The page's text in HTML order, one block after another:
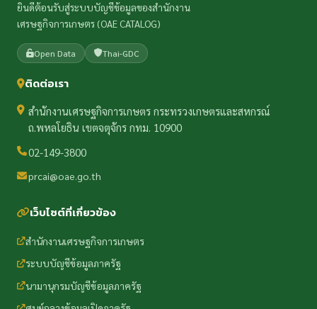
ยินดีต้อนรับสู่ระบบบัญชีข้อมูลของสำนักงาน
เศรษฐกิจการเกษตร (OAE CATALOG)
Open Data Thai-GDC
ติดต่อเรา
สำนักงานเศรษฐกิจการเกษตร กระทรวงเกษตรและสหกรณ์
ถ.พหลโยธิน เขตจตุจักร กทม. 10900
02-149-3800
prcai@oae.go.th
เว็บไซต์ที่เกี่ยวข้อง
สำนักงานเศรษฐกิจการเกษตร
ระบบบัญชีข้อมูลภาครัฐ
นามานุกรมบัญชีข้อมูลภาครัฐ